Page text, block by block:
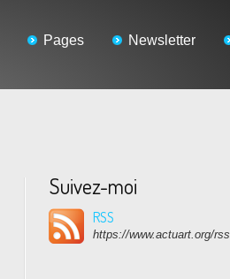
Pages Newsletter
Suivez-moi
RSS
https://www.actuart.org/rss